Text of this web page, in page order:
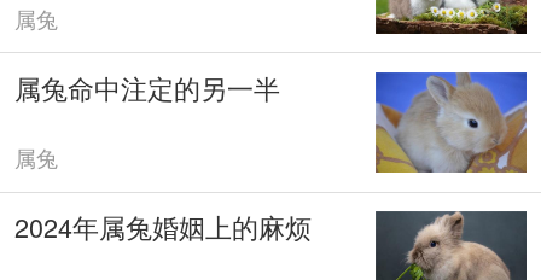
属兔
属兔命中注定的另一半
属兔
2024年属兔婚姻上的麻烦